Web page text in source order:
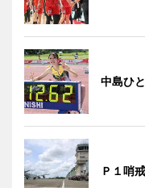
中島ひ
Ｐ１哨